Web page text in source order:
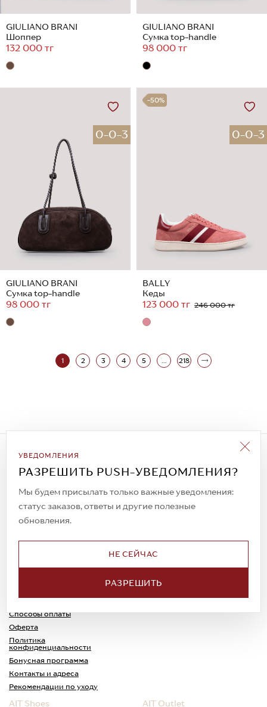
GIULIANO BRANI
Шоппер
132 000 тг
GIULIANO BRANI
Сумка top-handle
98 000 тг
0-0-3
GIULIANO BRANI
Сумка top-handle
98 000 тг
-50%
0-0-3
BALLY
Кеды
123 000 тг 246 000 тг
1 2 3 4 5 ... 218
УВЕДОМЛЕНИЯ
РАЗРЕШИТЬ PUSH-УВЕДОМЛЕНИЯ?
Мы будем присылать только важные уведомления:
статус заказов, ответы и другие полезные
обновления.
НЕ СЕЙЧАС
РАЗРЕШИТЬ
Подписаться на рассылку
Всегда будьте в курсе новых акций и
спецпредложений!
© 2023. AIT Shoes
Все права защищены
Доставка
Способы оплаты
Оферта
Политика
конфиденциальности
Обмен и возврат
Каспи-Ред
Бонусная программа
Контакты и адреса
Рекомендации по уходу
AIT Shoes AIT Outlet